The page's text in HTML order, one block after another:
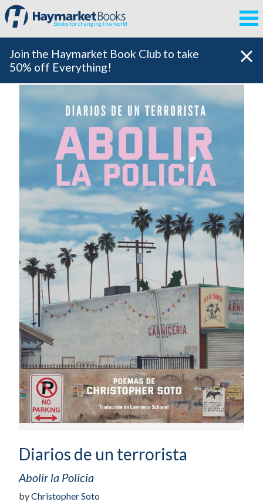
Books for changing the world
Join the Haymarket Book Club to take
50% off Everything!
Diarios de un terrorista
Abolir la Policia
byChristopher Soto